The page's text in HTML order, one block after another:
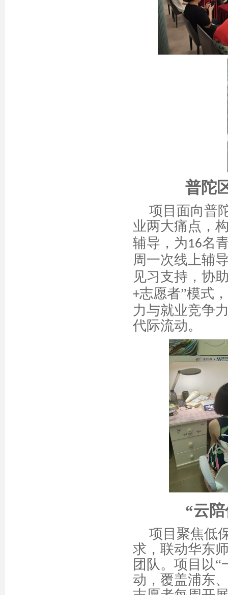
普陀
项目面向普
业两大痛点，
辅导，为16名
周一次线上辅
见习支持，协
+志愿者”模式
力与就业竞争
代际流动。
“云
项目聚焦低
求，联动华东
团队。项目以“
动，覆盖浦东